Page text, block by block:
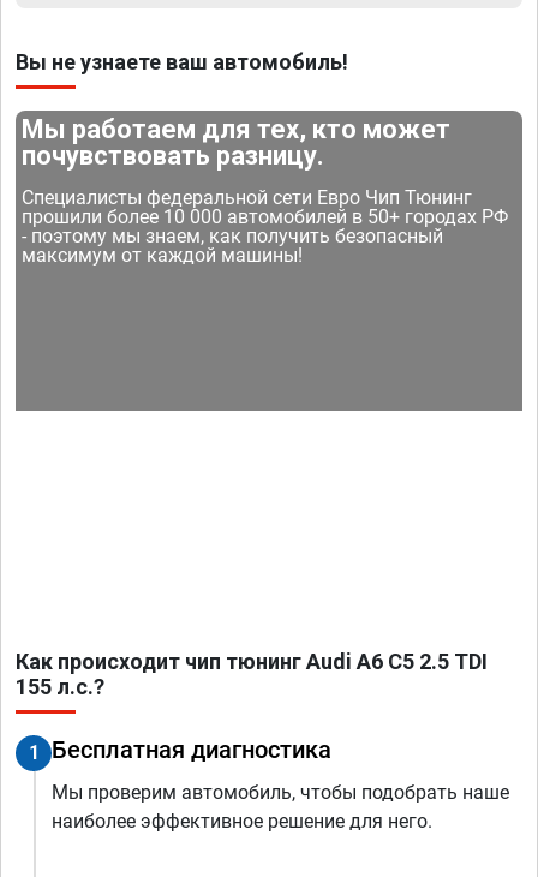
Вы не узнаете ваш автомобиль!
Мы работаем для тех, кто может
почувствовать разницу.
Специалисты федеральной сети Евро Чип Тюнинг
прошили более 10 000 автомобилей в 50+ городах РФ
- поэтому мы знаем, как получить безопасный
максимум от каждой машины!
Как происходит чип тюнинг Audi A6 C5 2.5 TDI
155 л.с.?
1 Бесплатная диагностика
Мы проверим автомобиль, чтобы подобрать наше
наиболее эффективное решение для него.